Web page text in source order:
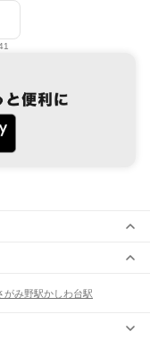
がみ野駅かしわ台駅